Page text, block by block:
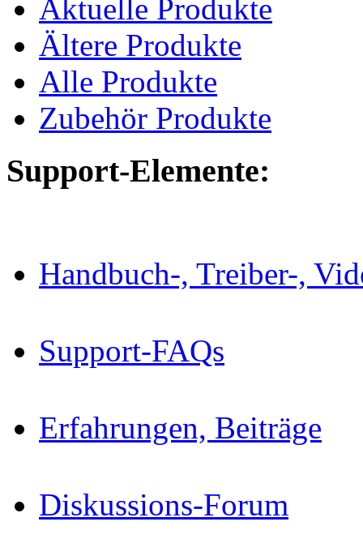
Aktuelle Produkte
Ältere Produkte
Alle Produkte
Zubehör Produkte
Support-Elemente:
Handbuch-, Treiber-,
Support-FAQs
Erfahrungen, Beiträge
Diskussions-Forum